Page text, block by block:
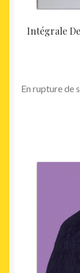
Intégrale
En rupture de